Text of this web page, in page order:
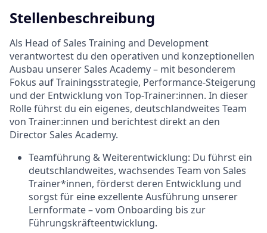
Stellenbeschreibung
Als Head of Sales Training and Development
verantwortest du den operativen und konzeptionellen
Ausbau unserer Sales Academy – mit besonderem
Fokus auf Trainingsstrategie, Performance-Steigerung
und der Entwicklung von Top-Trainer:innen. In dieser
Rolle führst du ein eigenes, deutschlandweites Team
von Trainer:innen und berichtest direkt an den
Director Sales Academy.
Teamführung & Weiterentwicklung: Du führst ein
deutschlandweites, wachsendes Team von Sales
Trainer*innen, förderst deren Entwicklung und
sorgst für eine exzellente Ausführung unserer
Lernformate – vom Onboarding bis zur
Führungskräfteentwicklung.